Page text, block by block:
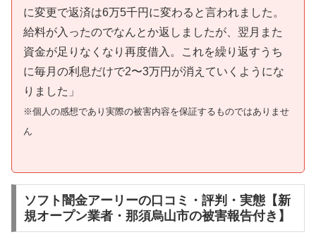
に変更で返済は6万5千円に変わると言われました。
給料が入ったのでなんとか返しましたが、翌月また
資金が足りなくなり再度借入。これを繰り返すうち
に毎月の利息だけで2〜3万円が消えていくようにな
りました」
※個人の感想であり実際の被害内容を保証するものではありませ
ん
ソフト闇金アーリーの口コミ・評判・実態【新
規オープン業者・那須烏山市の被害報告付き】